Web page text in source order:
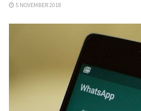
5 NOVEMBER 2018